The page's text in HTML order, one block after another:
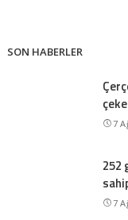
SON HABERLER
7
252
7